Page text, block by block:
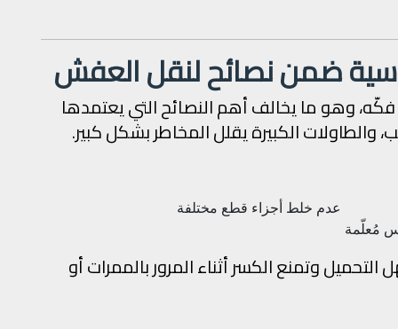
ضمن نصائح لنقل العفش
فكّه، وهو ما يخالف أهم النصائح التي يعتمدها
والطاولات الكبيرة يقلل المخاطر بشكل كبير.
مُعلّمة
عدم خلط أجزاء قطع مختلفة
وتمنع الكسر أثناء المرور بالممرات أو